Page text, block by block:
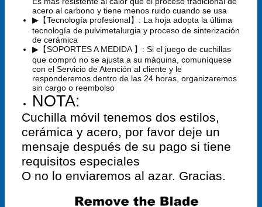
acero al carbono y tiene menos ruido cuando se usa
▶【Tecnología profesional】: La hoja adopta la última
tecnología de pulvimetalurgia y proceso de sinterización
de cerámica
▶【SOPORTES A MEDIDA 】: Si el juego de cuchillas
que compró no se ajusta a su máquina, comuníquese
con el Servicio de Atención al cliente y le
responderemos dentro de las 24 horas, organizaremos
sin cargo o reembolso
NOTA:
Cuchilla móvil tenemos dos estilos,
cerámica y acero, por favor deje un
mensaje después de su pago si tiene
requisitos especiales
O no lo enviaremos al azar. Gracias.